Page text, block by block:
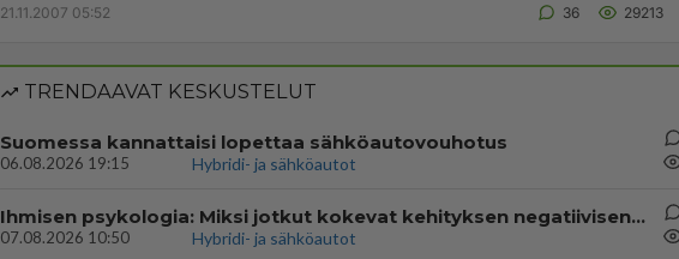
21.11.2007 05:52 36 29213
TRENDAAVAT KESKUSTELUT
Suomessa kannattaisi lopettaa sähköautovouhotus
06.08.2026 19:15 Hybridi- ja sähköautot
Ihmisen psykologia: Miksi jotkut kokevat kehityksen negatiivisena asiana ja vastustavat sitä.
07.08.2026 10:50 Hybridi- ja sähköautot